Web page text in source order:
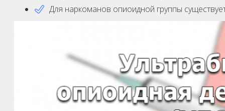
Для наркоманов опиоидной группы